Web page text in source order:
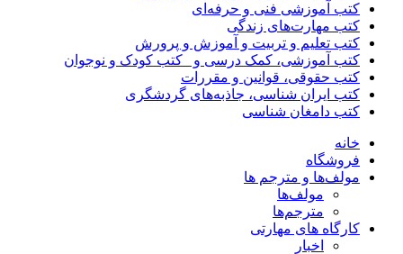
کتب آموزشی فنی و حرفه‌ای
کتب مهارت‌های زندگی
کتب تعلیم و تربیت و آموزش و پرورش
کتب آموزشی، کمک درسی و _کتب کودک و نوجوان
کتب حقوقی، قوانین و مقررات
کتب ایران شناسی، جاذبه‌های گردشگری
کتب دامغان شناسی
خانه
فروشگاه
مولف‌ها و مترجم ها
مولف‌ها
مترجم‌ها
کارگاه های مهارتی
اخبار